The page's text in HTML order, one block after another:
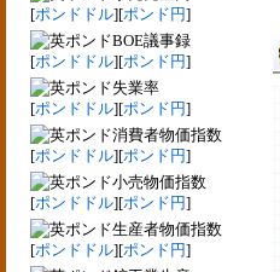
[ポンドドル][ポンド円]
BOE議事録
[ポンドドル][ポンド円]
失業率
[ポンドドル][ポンド円]
消費者物価指数
[ポンドドル][ポンド円]
小売物価指数
[ポンドドル][ポンド円]
生産者物価指数
[ポンドドル][ポンド円]